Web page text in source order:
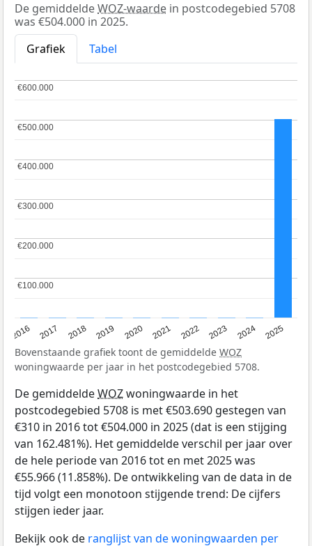
De gemiddeldeWOZ-waarde in postcodegebied 5708
was €504.000 in 2025.
Grafiek
Tabel
2016 2017 2018 2019 2020 2021 2022 2023 2024 2025
€100.000
€100.000
€200.000
€200.000
€300.000
€300.000
€400.000
€400.000
€500.000
€500.000
€600.000
€600.000
Bovenstaande grafiek toont de gemiddelde WOZ
woningwaarde per jaar in het postcodegebied 5708.
De gemiddeldeWOZwoningwaarde in het
postcodegebied 5708 is met €503.690 gestegen van
€310 in 2016 tot €504.000 in 2025 (dat is een stijging
van 162.481%). Het gemiddelde verschil per jaar over
de hele periode van 2016 tot en met 2025 was
€55.966 (11.858%). De ontwikkeling van de data in de
tijd volgt een monotoon stijgende trend: De cijfers
stijgen ieder jaar.
Bekijk ook de ranglijst van de woningwaarden per